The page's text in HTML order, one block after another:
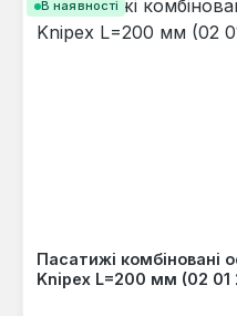
В наявності
Пасатижі комбіновані
Knipex L=200 мм (02 01